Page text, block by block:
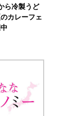
ら冷製うど
カレーフェ